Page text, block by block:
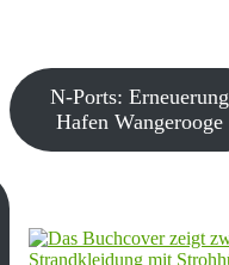
N-Ports: Erneuerung
Hafen Wangerooge